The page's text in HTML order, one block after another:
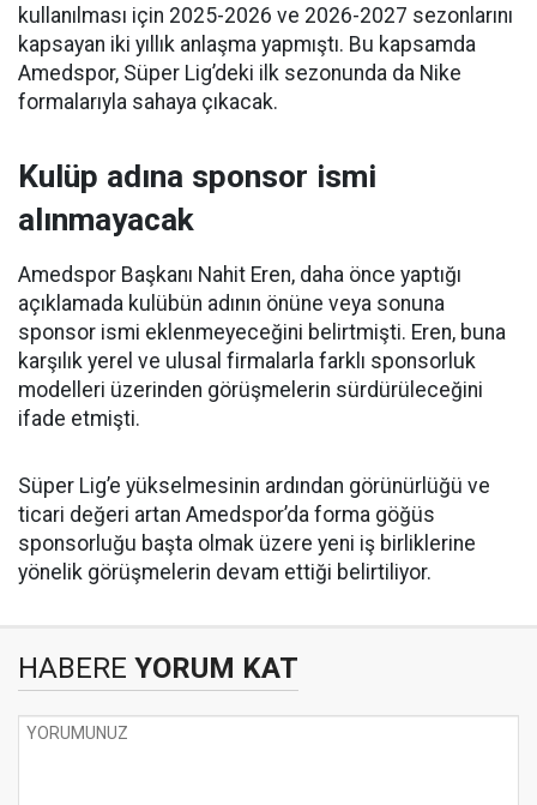
kullanılması için 2025-2026 ve 2026-2027 sezonlarını
kapsayan iki yıllık anlaşma yapmıştı. Bu kapsamda
Amedspor, Süper Lig’deki ilk sezonunda da Nike
formalarıyla sahaya çıkacak.
Kulüp adına sponsor ismi
alınmayacak
Amedspor Başkanı Nahit Eren, daha önce yaptığı
açıklamada kulübün adının önüne veya sonuna
sponsor ismi eklenmeyeceğini belirtmişti. Eren, buna
karşılık yerel ve ulusal firmalarla farklı sponsorluk
modelleri üzerinden görüşmelerin sürdürüleceğini
ifade etmişti.
Süper Lig’e yükselmesinin ardından görünürlüğü ve
ticari değeri artan Amedspor’da forma göğüs
sponsorluğu başta olmak üzere yeni iş birliklerine
yönelik görüşmelerin devam ettiği belirtiliyor.
HABERE YORUM KAT